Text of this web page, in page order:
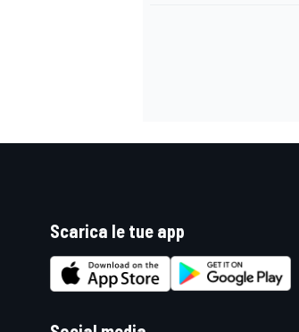
MONOMARCA
Scarica le tue app